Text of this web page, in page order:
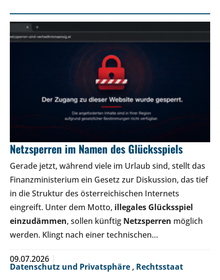
Netzsperren im Namen des Glücksspiels
Gerade jetzt, während viele im Urlaub sind, stellt das
Finanzministerium ein Gesetz zur Diskussion, das tief
in die Struktur des österreichischen Internets
eingreift. Unter dem Motto, illegales Glücksspiel
einzudämmen, sollen künftig Netzsperren möglich
werden. Klingt nach einer technischen…
09.07.2026
Datenschutz und Privatsphäre , Rechtsstaat